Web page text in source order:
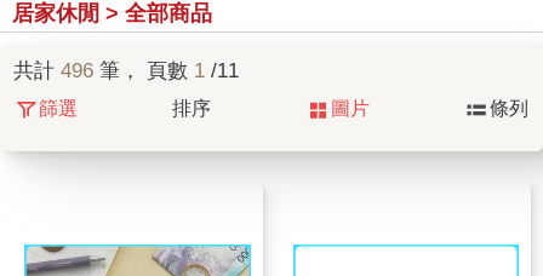
居家休閒 > 全部商品
共計 496 筆， 頁數 1 /11
篩選 排序 圖片 條列